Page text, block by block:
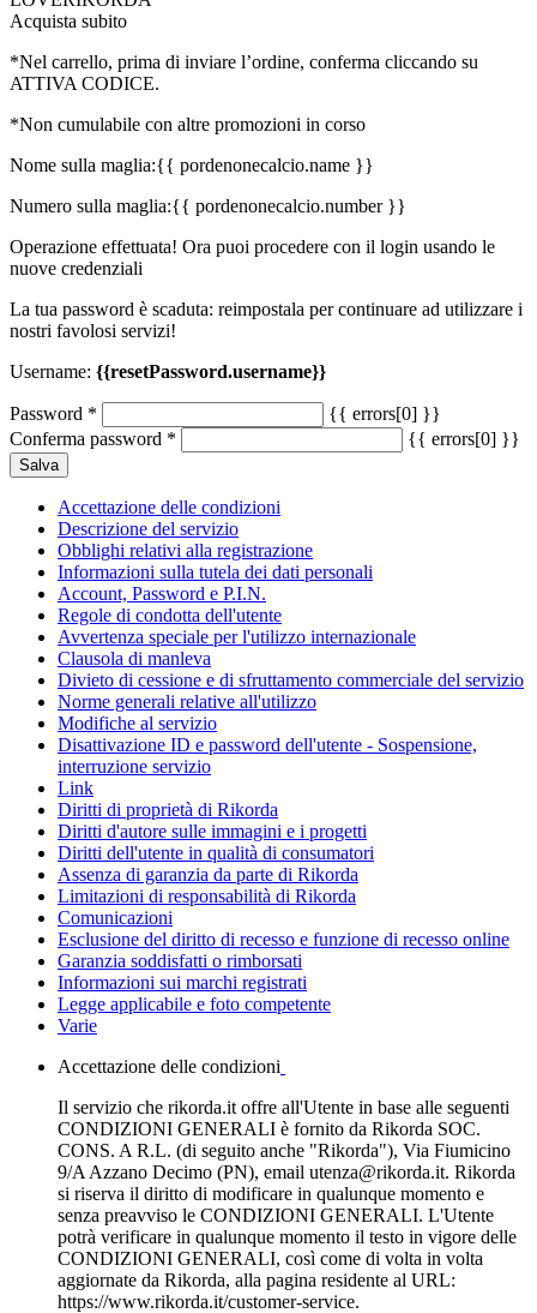
Acquista subito
*Nel carrello, prima di inviare l’ordine, conferma cliccando su
ATTIVA CODICE.
*Non cumulabile con altre promozioni in corso
Nome sulla maglia:{{ pordenonecalcio.name }}
Numero sulla maglia:{{ pordenonecalcio.number }}
Operazione effettuata! Ora puoi procedere con il login usando le
nuove credenziali
La tua password è scaduta: reimpostala per continuare ad utilizzare i
nostri favolosi servizi!
Username: {{resetPassword.username}}
Password *
{{ errors[0] }}
Conferma password * {{ errors[0] }}
Salva
Accettazione delle condizioni
Descrizione del servizio
Obblighi relativi alla registrazione
Informazioni sulla tutela dei dati personali
Account, Password e P.I.N.
Regole di condotta dell'utente
Avvertenza speciale per l'utilizzo internazionale
Clausola di manleva
Divieto di cessione e di sfruttamento commerciale del servizio
Norme generali relative all'utilizzo
Modifiche al servizio
Disattivazione ID e password dell'utente - Sospensione,
interruzione servizio
Link
Diritti di proprietà di Rikorda
Diritti d'autore sulle immagini e i progetti
Diritti dell'utente in qualità di consumatori
Assenza di garanzia da parte di Rikorda
Limitazioni di responsabilità di Rikorda
Comunicazioni
Esclusione del diritto di recesso e funzione di recesso online
Garanzia soddisfatti o rimborsati
Informazioni sui marchi registrati
Legge applicabile e foto competente
Varie
Accettazione delle condizioni
Il servizio che rikorda.it offre all'Utente in base alle seguenti
CONDIZIONI GENERALI è fornito da Rikorda SOC.
CONS. A R.L. (di seguito anche "Rikorda"), Via Fiumicino
9/A Azzano Decimo (PN), email utenza@rikorda.it. Rikorda
si riserva il diritto di modificare in qualunque momento e
senza preavviso le CONDIZIONI GENERALI. L'Utente
potrà verificare in qualunque momento il testo in vigore delle
CONDIZIONI GENERALI, così come di volta in volta
aggiornate da Rikorda, alla pagina residente al URL:
https://www.rikorda.it/customer-service.